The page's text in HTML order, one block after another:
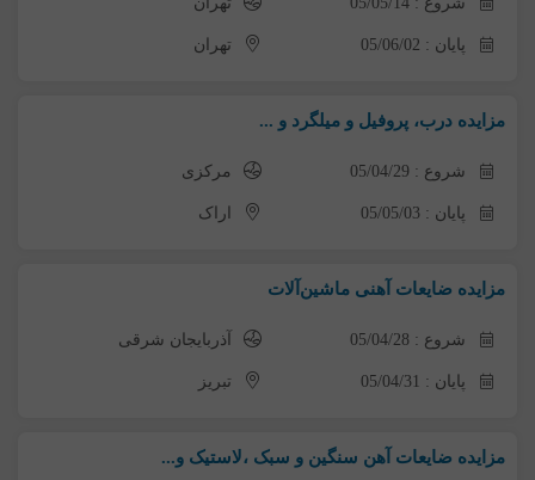
پایان : 05/06/02 تهران
مزایده درب، پروفیل و میلگرد و ...
شروع : 05/04/29 مرکزی
پایان : 05/05/03 اراک
مزایده ضایعات آهنی ماشین‌آلات
شروع : 05/04/28 آذربایجان شرقی
پایان : 05/04/31 تبریز
مزایده ضایعات آهن سنگین و سبک ،لاستیک و...